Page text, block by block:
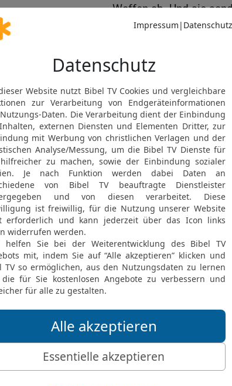
Waffen ab. Und sie
Freudenbotschaft in
10
Und sie legten
seine Leiche nagelten
11 Als aber die
{und} was die Philister
12 machten sich alle
ganze Nacht hindurch
Leichen seiner Söhne
sie kamen[3] nach
13 Und sie nahmen ihre
Tamariske in Jabesch
Elberfelder Bibel 2006, © 2006 SCM
Möchtest du uns Feedback geben?
Bewertung der Bibelthek